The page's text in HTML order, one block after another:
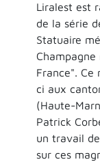
Liralest est
de la série
Statuaire
France". Ce
ci aux
(Haute-
Patrick
un travail
sur ces